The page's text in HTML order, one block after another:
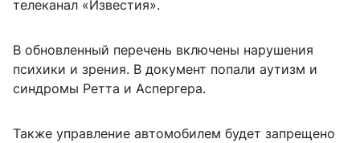
телеканал «Известия».
В обновленный перечень включены нарушения
психики и зрения. В документ попали аутизм и
синдромы Ретта и Аспергера.
Также управление автомобилем будет запрещено